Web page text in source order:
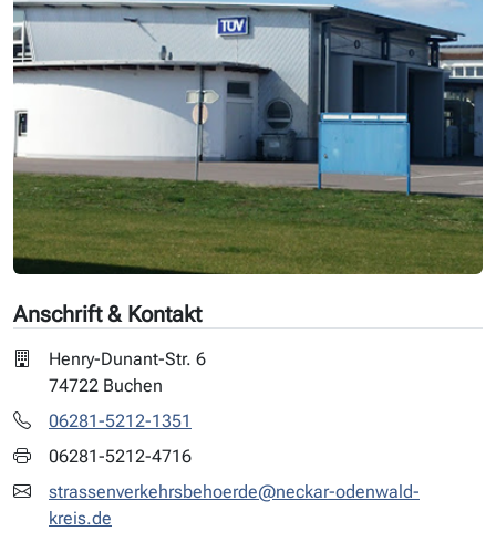
Anschrift & Kontakt
Henry-Dunant-Str. 6
74722 Buchen
06281-5212-1351
06281-5212-4716
strassenverkehrsbehoerde@neckar-odenwald-
kreis.de